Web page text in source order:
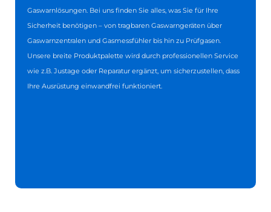
Gaswarnlösungen. Bei uns finden Sie alles, was Sie für Ihre
Sicherheit benötigen – von tragbaren Gaswarngeräten über
Gaswarnzentralen und Gasmessfühler bis hin zu Prüfgasen.
Unsere breite Produktpalette wird durch professionellen Service
wie z.B. Justage oder Reparatur ergänzt, um sicherzustellen, dass
Ihre Ausrüstung einwandfrei funktioniert.